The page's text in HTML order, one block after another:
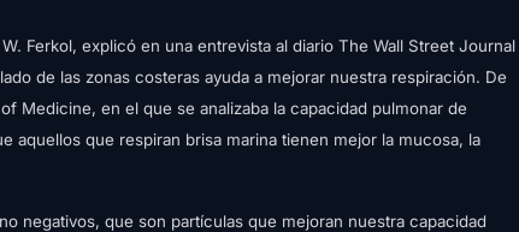
Ferkol, explicó en una entrevista al diario The Wall Street Journal
de las zonas costeras ayuda a mejorar nuestra respiración. De
Medicine, en el que se analizaba la capacidad pulmonar de
aquellos que respiran brisa marina tienen mejor la mucosa, la
negativos, que son partículas que mejoran nuestra capacidad